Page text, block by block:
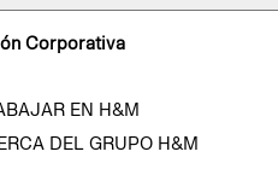
Corporativa
EN H&M
DEL GRUPO H&M